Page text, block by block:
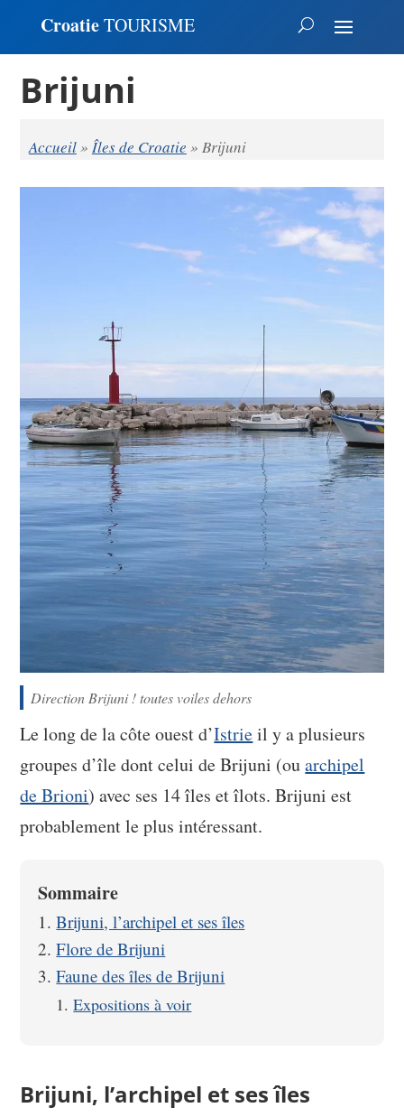
CroatieTOURISME
Brijuni
Accueil» Îles de Croatie » Brijuni
Direction Brijuni ! toutes voiles dehors
Le long de la côte ouest d’Istrieil y a plusieurs
groupes d’île dont celui de Brijuni (ouarchipel
de Brioni) avec ses 14 îles et îlots. Brijuni est
probablement le plus intéressant.
Sommaire
Brijuni, l’archipel et ses îles
Flore de Brijuni
Faune des îles de Brijuni
Expositions à voir
Brijuni, l’archipel et ses îles